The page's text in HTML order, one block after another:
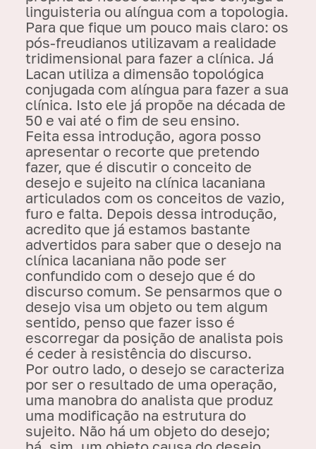
linguisteria ou alíngua com a topologia.
Para que fique um pouco mais claro: os
pós-freudianos utilizavam a realidade
tridimensional para fazer a clínica. Já
Lacan utiliza a dimensão topológica
conjugada com alíngua para fazer a sua
clínica. Isto ele já propõe na década de
50 e vai até o fim de seu ensino.
Feita essa introdução, agora posso
apresentar o recorte que pretendo
fazer, que é discutir o conceito de
desejo e sujeito na clínica lacaniana
articulados com os conceitos de vazio,
furo e falta. Depois dessa introdução,
acredito que já estamos bastante
advertidos para saber que o desejo na
clínica lacaniana não pode ser
confundido com o desejo que é do
discurso comum. Se pensarmos que o
desejo visa um objeto ou tem algum
sentido, penso que fazer isso é
escorregar da posição de analista pois
é ceder à resistência do discurso.
Por outro lado, o desejo se caracteriza
por ser o resultado de uma operação,
uma manobra do analista que produz
uma modificação na estrutura do
sujeito. Não há um objeto do desejo;